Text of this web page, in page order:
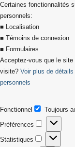
Certaines fonctionnalités
personnels:
■ Localisation
■ Témoins de connexion
■ Formulaires
Acceptez-vous que le
visite? Voir plus de
personnels
Fonctionnel Toujours
Préférences
Préférences
Statistiques
Statistiques